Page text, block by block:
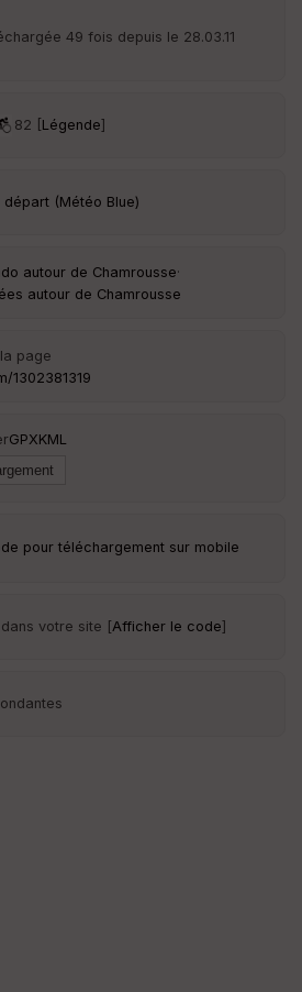
49 fois depuis le 28.03.11
82 [ Légende]
(Météo Blue)
autour de Chamrousse·
autour de Chamrousse
page
1302381319
GPXKML
pour téléchargement sur mobile
votre site [Afficher le code]